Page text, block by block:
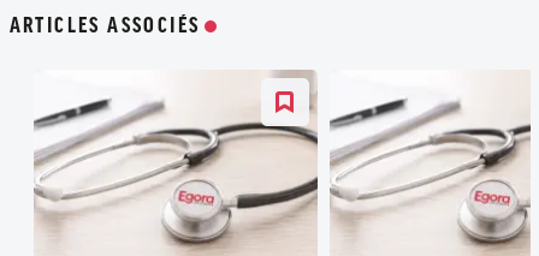
ARTICLES ASSOCIÉS